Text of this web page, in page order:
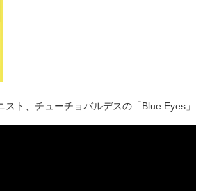
ト、チューチョバルデスの「Blue Eyes」